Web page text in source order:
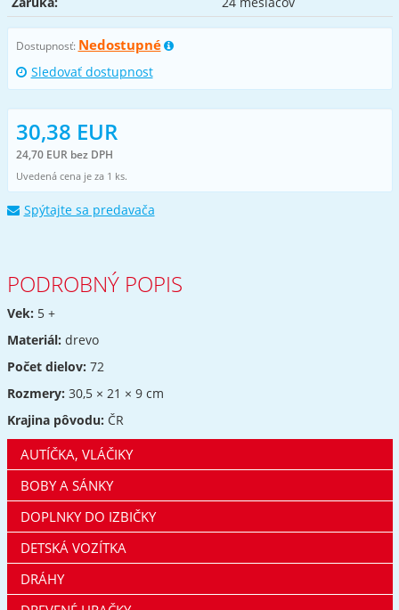
Dostupnosť: Nedostupné
Sledovať dostupnost
30,38 EUR
24,70 EUR bez DPH
Uvedená cena je za 1 ks.
Spýtajte sa predavača
PODROBNÝ POPIS
Vek: 5 +
Materiál: drevo
Počet dielov: 72
Rozmery: 30,5 × 21 × 9 cm
Krajina pôvodu: ČR
AUTÍČKA, VLÁČIKY
BOBY A SÁNKY
DOPLNKY DO IZBIČKY
DETSKÁ VOZÍTKA
DRÁHY